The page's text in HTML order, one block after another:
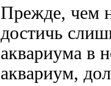
Прежде, чем
достичь
аквариума в
аквариум,